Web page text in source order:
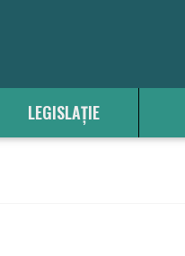
LEGISLAȚIE